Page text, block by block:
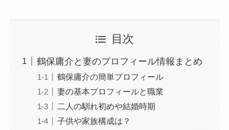
目次
鶴保庸介と妻のプロフィール情報まとめ
鶴保庸介の簡単プロフィール
妻の基本プロフィールと職業
二人の馴れ初めや結婚時期
子供や家族構成は？